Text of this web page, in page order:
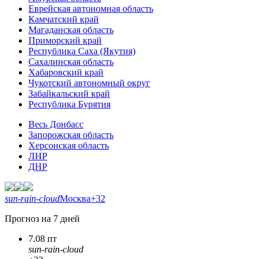
Еврейская автономная область
Камчатский край
Магаданская область
Приморский край
Республика Саха (Якутия)
Сахалинская область
Хабаровский край
Чукотский автономный округ
Забайкальский край
Республика Бурятия
Весь Донбасс
Запорожская область
Херсонская область
ЛНР
ДНР
sun-rain-cloudМосква+32
Прогноз на 7 дней
7.08 пт
sun-rain-cloud